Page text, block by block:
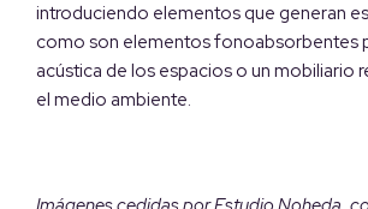
introduciendo elementos que generan
como son elementos fonoabsorbentes
acústica de los espacios o un mobiliario
el medio ambiente.